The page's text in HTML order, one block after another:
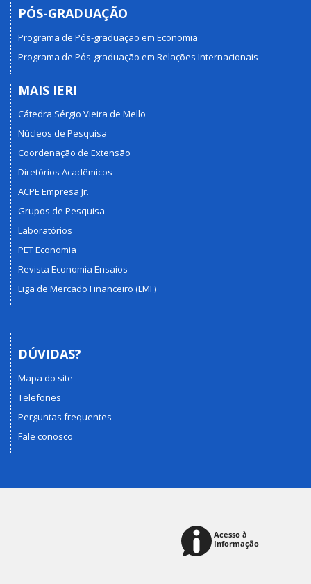
PÓS-GRADUAÇÃO
Programa de Pós-graduação em Economia
Programa de Pós-graduação em Relações Internacionais
MAIS IERI
Cátedra Sérgio Vieira de Mello
Núcleos de Pesquisa
Coordenação de Extensão
Diretórios Acadêmicos
ACPE Empresa Jr.
Grupos de Pesquisa
Laboratórios
PET Economia
Revista Economia Ensaios
Liga de Mercado Financeiro (LMF)
DÚVIDAS?
Mapa do site
Telefones
Perguntas frequentes
Fale conosco